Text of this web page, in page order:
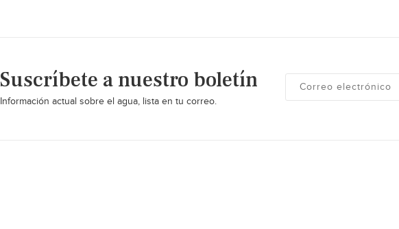
Suscríbete a nuestro boletín
Información actual sobre el agua, lista en tu correo.